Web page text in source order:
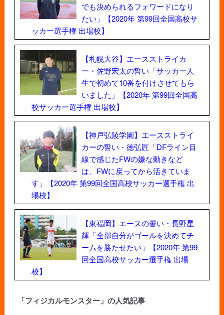
でも決められるフォワードになり
たい」【2020年 第99回全国高校サ
ッカー選手権 出場校】
【札幌大谷】エースストライカ
ー・佐野宏太の誓い「サッカー人
生で初めて10番を付けさせてもら
いました」【2020年 第99回全国高
校サッカー選手権 出場校】
【神戸弘陵学園】エースストライ
カーの誓い・徳弘匠「DFライン目
線で感じたFWの嫌な動きなど
は、FWに戻ってから活きていま
す」【2020年 第99回全国高校サッカー選手権 出
場校】
【東福岡】エースの誓い・長野星
輝「全部自分がゴールを決めてチ
ームを勝たせたい」【2020年 第99
回全国高校サッカー選手権 出場
校】
「フィジカルモンスター」の人気記事